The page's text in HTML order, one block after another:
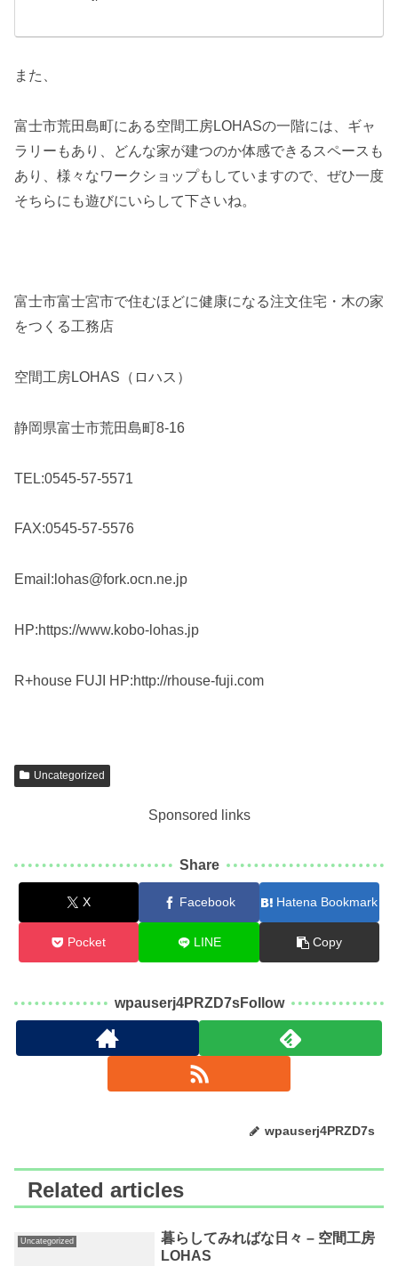
また、
富士市荒田島町にある空間工房LOHASの一階には、ギャ
ラリーもあり、どんな家が建つのか体感できるスペースも
あり、様々なワークショップもしていますので、ぜひ一度
そちらにも遊びにいらして下さいね。
富士市富士宮市で住むほどに健康になる注文住宅・木の家
をつくる工務店
空間工房LOHAS（ロハス）
静岡県富士市荒田島町8-16
TEL:0545-57-5571
FAX:0545-57-5576
Email:lohas@fork.ocn.ne.jp
HP:https://www.kobo-lohas.jp
R+house FUJI HP:http://rhouse-fuji.com
Uncategorized
Sponsored links
Share
X Facebook Hatena Bookmark
Pocket LINE Copy
wpauserj4PRZD7sFollow
wpauserj4PRZD7s
Related articles
Uncategorized
暮らしてみればな日々 – 空間工房
LOHAS